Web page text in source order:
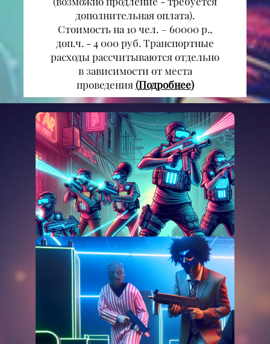
дополнительная оплата).
Стоимость на 10 чел. – 60000 р.,
доп.ч. - 4 000 руб. Транспортные
расходы рассчитываются отдельно
в зависимости от места
проведения(Подробнее)